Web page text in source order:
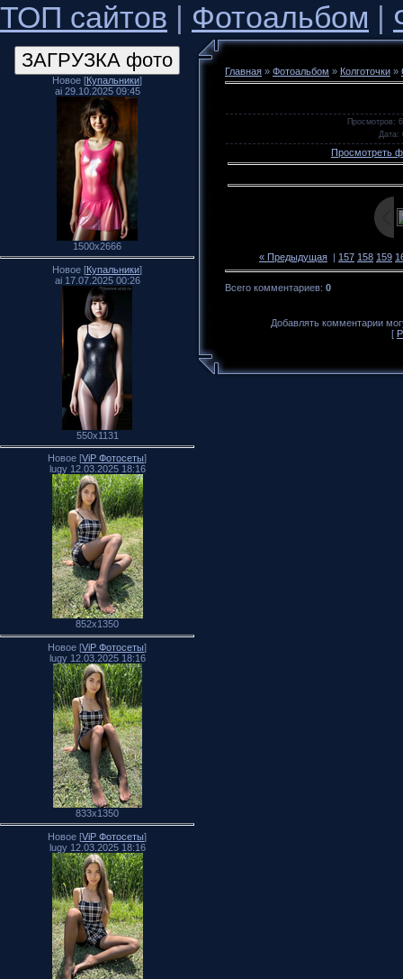
ТОП сайтов | Фотоальбом |
Новое [Купальники]
ai 29.10.2025 09:45
1500x2666
Новое [Купальники]
ai 17.07.2025 00:26
550x1131
Новое [ViP Фотосеты]
lugy 12.03.2025 18:16
852x1350
Новое [ViP Фотосеты]
lugy 12.03.2025 18:16
833x1350
Новое [ViP Фотосеты]
lugy 12.03.2025 18:16
Главная » Фотоальбом » Колготочки »
Просмотров:
Дата:
Просмотреть
« Предыдущая | 157 158 159
Всего комментариев: 0
Добавлять комментарии
[